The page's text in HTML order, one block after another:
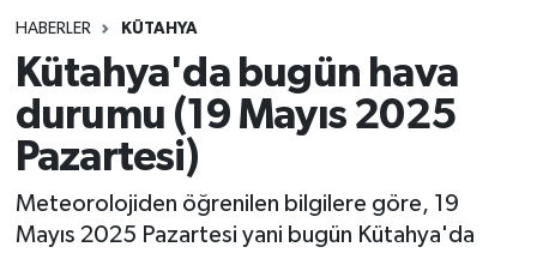
HABERLER KÜTAHYA
Kütahya'da bugün hava
durumu (19 Mayıs 2025
Pazartesi)
Meteorolojiden öğrenilen bilgilere göre, 19
Mayıs 2025 Pazartesi yani bugün Kütahya'da
Ekonomi
Güncel
Kültür & Sanat
Magazin
Namaz Vakitleri
Trafik Durumu
Süper Lig Puan Durumu ve Fikstür
Tüm Manşetler